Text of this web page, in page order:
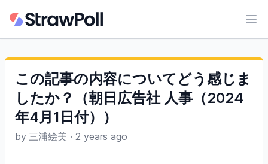
この記事の内容についてどう感じま
したか？（朝日広告社 人事（2024
年4月1日付））
by 三浦絵美 · 2 years ago